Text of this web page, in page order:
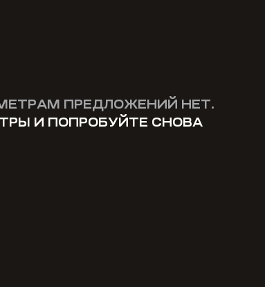
ПРЕДЛОЖЕНИЙ НЕТ.
И ПОПРОБУЙТЕ СНОВА